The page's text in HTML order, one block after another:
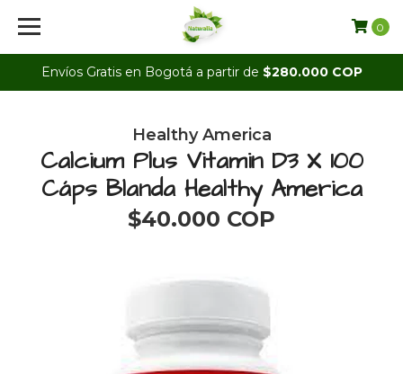
Envíos Gratis en Bogotá a partir de $280.000 COP
0
Healthy America
Calcium Plus Vitamin D3 X 100
Cáps Blanda Healthy America
$40.000 COP